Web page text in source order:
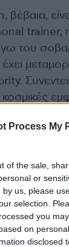
Process My
of the sale,
or
us, please
selection.
you
on
disclosed
βέβαια,
του
έχει
μόνο
Κους”
Τύπο της
ΔΙΑΦΗΜΙΣΗ